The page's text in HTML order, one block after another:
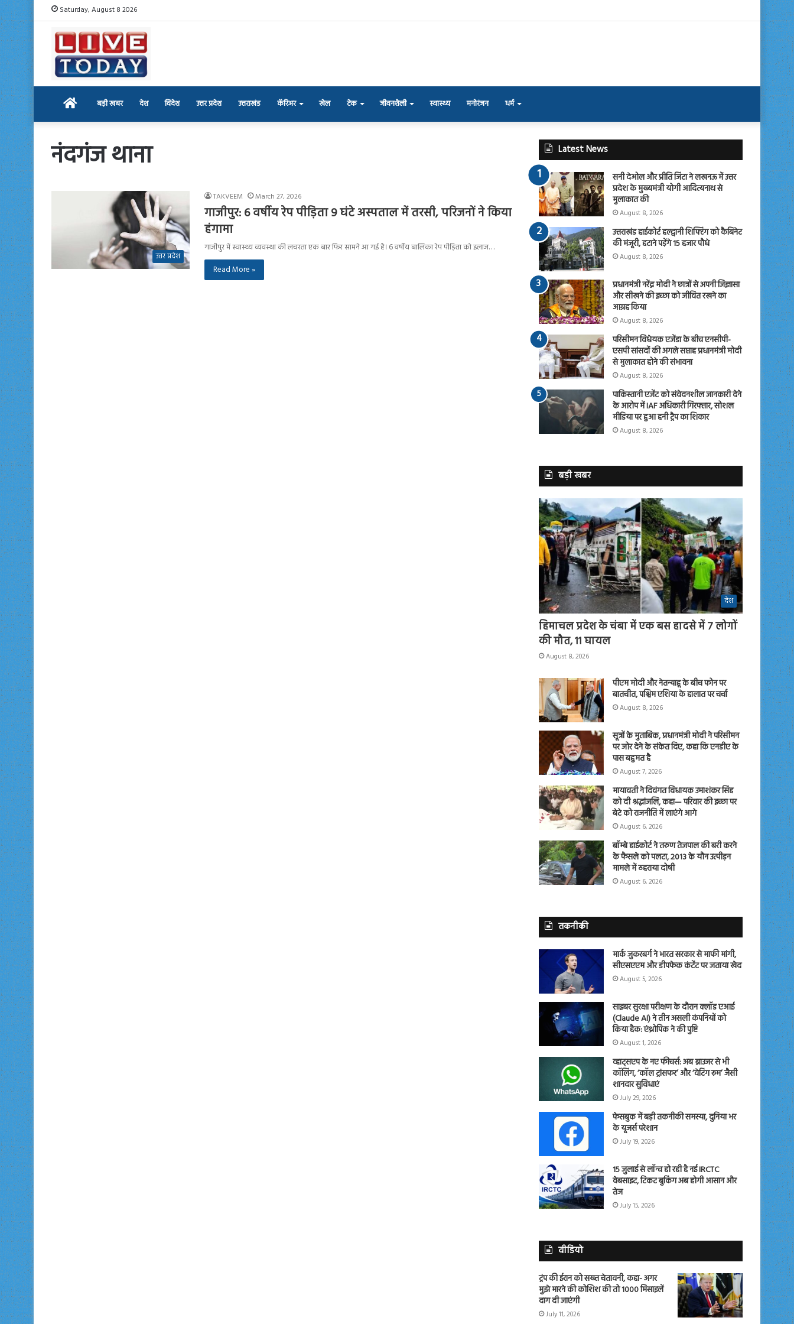
Saturday, August 8 2026
Home बड़ी खबर देश विदेश उत्तर प्रदेश उत्तराखंड कॅरिअर खेल टेक जीवनशैली स्वास्थ्य मनोरंजन धर्म
नंदगंज थाना
उत्तर प्रदेश
TAKVEEM March 27, 2026
गाजीपुर: 6 वर्षीय रेप पीड़िता 9 घंटे अस्पताल में तरसी, परिजनों ने किया
हंगामा
गाजीपुर में स्वास्थ्य व्यवस्था की लचरता एक बार फिर सामने आ गई है। 6 वर्षीय बालिका रेप पीड़िता को इलाज…
Read More »
Latest News
सनी देओल और प्रीति जिंटा ने लखनऊ में उत्तर
प्रदेश के मुख्यमंत्री योगी आदित्यनाथ से
मुलाकात की
August 8, 2026
उत्तराखंड हाईकोर्ट हल्द्वानी शिफ्टिंग को कैबिनेट
की मंजूरी, हटाने पड़ेंगे 15 हजार पौधे
August 8, 2026
प्रधानमंत्री नरेंद्र मोदी ने छात्रों से अपनी जिज्ञासा
और सीखने की इच्छा को जीवित रखने का
आग्रह किया
August 8, 2026
परिसीमन विधेयक एजेंडा के बीच एनसीपी-
एसपी सांसदों की अगले सप्ताह प्रधानमंत्री मोदी
से मुलाकात होने की संभावना
August 8, 2026
पाकिस्तानी एजेंट को संवेदनशील जानकारी देने
के आरोप में IAF अधिकारी गिरफ्तार, सोशल
मीडिया पर हुआ हनी ट्रैप का शिकार
August 8, 2026
बड़ी खबर
देश
हिमाचल प्रदेश के चंबा में एक बस हादसे में 7 लोगों
की मौत, 11 घायल
August 8, 2026
पीएम मोदी और नेतन्याहू के बीच फोन पर
बातचीत, पश्चिम एशिया के हालात पर चर्चा
August 8, 2026
सूत्रों के मुताबिक, प्रधानमंत्री मोदी ने परिसीमन
पर जोर देने के संकेत दिए, कहा कि एनडीए के
पास बहुमत है
August 7, 2026
मायावती ने दिवंगत विधायक उमाशंकर सिंह
को दी श्रद्धांजलि, कहा— परिवार की इच्छा पर
बेटे को राजनीति में लाएंगे आगे
August 6, 2026
बॉम्बे हाईकोर्ट ने तरुण तेजपाल की बरी करने
के फैसले को पलटा, 2013 के यौन उत्पीड़न
मामले में ठहराया दोषी
August 6, 2026
तकनीकी
मार्क जुकरबर्ग ने भारत सरकार से माफी मांगी,
सीएसएएम और डीपफेक कंटेंट पर जताया खेद
August 5, 2026
साइबर सुरक्षा परीक्षण के दौरान क्लॉड एआई
(Claude AI) ने तीन असली कंपनियों को
किया हैक: एंथ्रोपिक ने की पुष्टि
August 1, 2026
व्हाट्सएप के नए फीचर्स: अब ब्राउजर से भी
कॉलिंग, ‘कॉल ट्रांसफर’ और ‘वेटिंग रूम’ जैसी
शानदार सुविधाएं
July 29, 2026
फेसबुक में बड़ी तकनीकी समस्या, दुनिया भर
के यूजर्स परेशान
July 19, 2026
15 जुलाई से लॉन्च हो रही है नई IRCTC
वेबसाइट, टिकट बुकिंग अब होगी आसान और
तेज
July 15, 2026
वीडियो
ट्रंप की ईरान को सख्त चेतावनी, कहा- अगर
मुझे मारने की कोशिश की तो 1000 मिसाइलें
दाग दी जाएंगी
July 11, 2026